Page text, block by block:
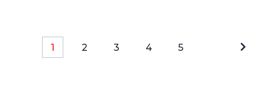
1 2 3 4 5